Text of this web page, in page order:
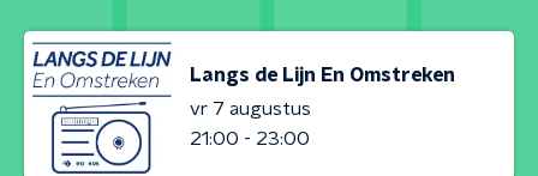
Langs de Lijn En Omstreken
vr 7 augustus
21:00 - 23:00